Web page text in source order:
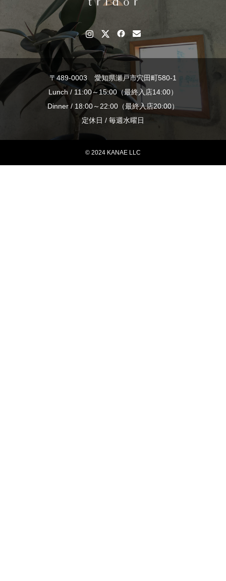
〒489-0003 愛知県瀬戸市穴田町580-1
Lunch / 11:00～15:00（最終入店14:00）
Dinner / 18:00～22:00（最終入店20:00）
定休日 / 毎週水曜日
© 2024 KANAE LLC